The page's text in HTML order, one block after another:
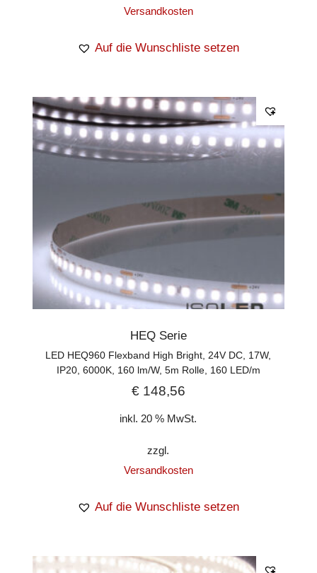
Versandkosten
Auf die Wunschliste setzen
HEQ Serie
LED HEQ960 Flexband High Bright, 24V DC, 17W,
IP20, 6000K, 160 lm/W, 5m Rolle, 160 LED/m
€148,56
inkl. 20 % MwSt.
zzgl.
Versandkosten
Auf die Wunschliste setzen